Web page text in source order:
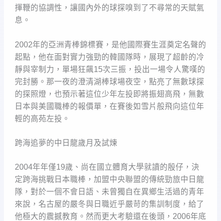
揮鞭的協調性，讓國內外的球探嗅到了不尋常的天賦氣
息。
2002年的亞洲青棒錦標賽，是他國際賽生涯奠定名聲的
起點，他在面對實力強勁的韓國隊時，展現了超齡的冷
靜與宰制力，單場狂飆15次三振，投出一場令人驚嘆的
完封勝。那一夜的澄清湖棒球場夜空，點亮了無數球探
的探照燈，也預示著這位少年左投即將振翅高飛，無數
日本與美國職棒的報價單，在賽後如雪片般飛向這位年
輕的高苑左投。
跨海追夢的中日龍歲月及試煉
2004年年僅19歲、尚在國立體育大學就讀的殷仔，決
定跨海挑戰日本職棒，加盟中央聯盟的傳統勁旅中日龍
隊，對於一個不會日語、未曾獨自在異鄉生活過的青年
來說，名古屋的嚴冬與日職近乎嚴苛的集訓制度，給了
他極大的震撼教育。然而更大考驗還在後頭，2006年底